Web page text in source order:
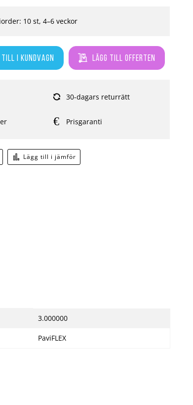
till i kundvagn Lägg till offerten
Lägg till i jämför
10 st, 4–6 veckor
30-dagars returrätt
Prisgaranti
3.000000
PaviFLEX